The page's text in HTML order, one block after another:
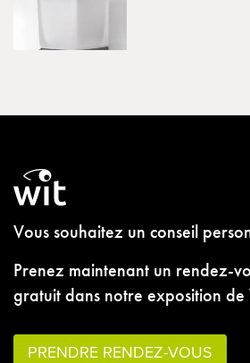
Vous souhaitez un conseil
Prenez maintenant un rendez-
gratuit dans notre exposition de
PRENDRE RENDEZ-VOUS